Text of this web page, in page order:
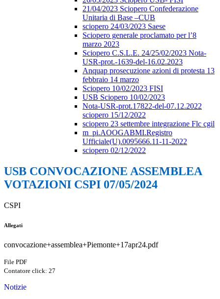
21/04/2023 Sciopero Confederazione
Unitaria di Base –CUB
sciopero 24/03/2023 Saese
Sciopero generale proclamato per l’8
marzo 2023
Sciopero C.S.L.E. 24/25/02/2023 Nota-
USR-prot.-1639-del-16.02.2023
Anquap prosecuzione azioni di protesta 13
febbraio 14 marzo
Sciopero 10/02/2023 FISI
USB Sciopero 10/02/2023
Nota-USR-prot.17822-del-07.12.2022
sciopero 15/12/2022
sciopero 23 settembre integrazione Flc cgil
m_pi.AOOGABMI.Registro
Ufficiale(U).0095666.11-11-2022
sciopero 02/12/2022
USB CONVOCAZIONE ASSEMBLEA
VOTAZIONI CSPI 07/05/2024
CSPI
Allegati
convocazione+assemblea+Piemonte+17apr24.pdf
File PDF
Contatore click: 27
Notizie